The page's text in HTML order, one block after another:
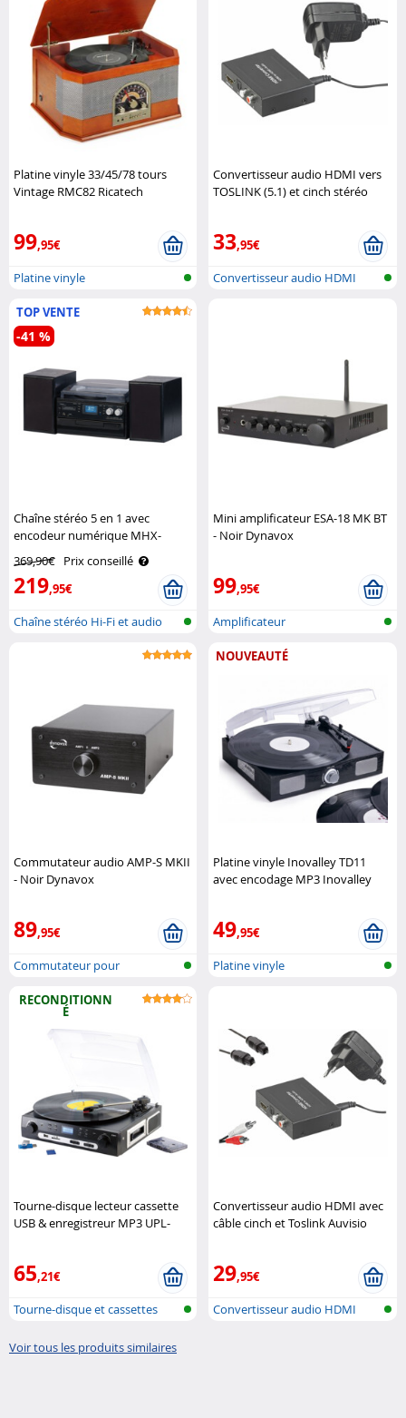
Platine vinyle 33/45/78 tours
Vintage RMC82 Ricatech
99,95€
Platine vinyle
Convertisseur audio HDMI vers
TOSLINK (5.1) et cinch stéréo
33,95€
Convertisseur audio HDMI
TOP VENTE
Chaîne stéréo 5 en 1 avec
encodeur numérique MHX-
369,90€ Prix conseillé
219,95€
-41 %
Chaîne stéréo Hi-Fi et audio
Mini amplificateur ESA-18 MK BT
- Noir Dynavox
99,95€
Amplificateur
Commutateur audio AMP-S MKII
- Noir Dynavox
89,95€
Commutateur pour
NOUVEAUTÉ
Platine vinyle Inovalley TD11
avec encodage MP3 Inovalley
49,95€
Platine vinyle
RECONDITIONN
É
Tourne-disque lecteur cassette
USB & enregistreur MP3 UPL-
65,21€
Tourne-disque et cassettes
Convertisseur audio HDMI avec
câble cinch et Toslink Auvisio
29,95€
Convertisseur audio HDMI
Voir tous les produits similaires